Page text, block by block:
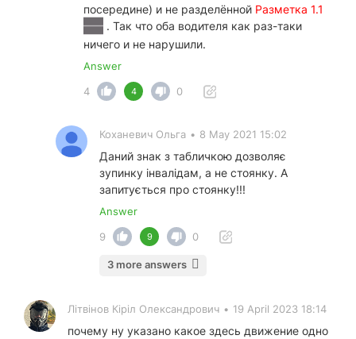
посередине) и не разделённой Разметка 1.1
. Так что оба водителя как раз-таки
ничего и не нарушили.
Answer
4
4 0
Коханевич Ольга • 8 May 2021 15:02
Даний знак з табличкою дозволяє
зупинку інвалідам, а не стоянку. А
запитується про стоянку!!!
Answer
9
9 0
3 more answers
Літвінов Кіріл Олександрович • 19 April 2023 18:14
почему ну указано какое здесь движение одно